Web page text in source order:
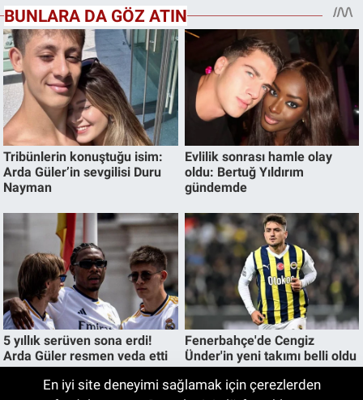
En iyi site deneyimi sağlamak için çerezlerden